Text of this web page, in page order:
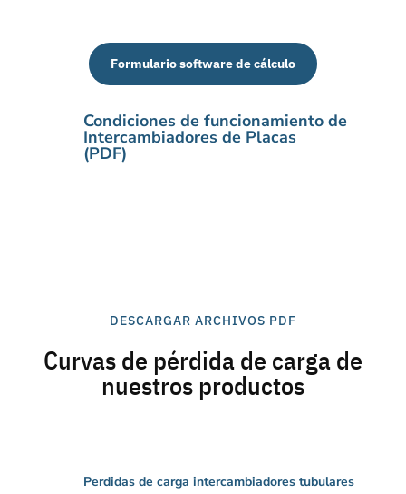
Formulario software de cálculo
Condiciones de funcionamiento de
Intercambiadores de Placas
(PDF)
DESCARGAR ARCHIVOS PDF
Curvas de pérdida de carga de
nuestros productos
Perdidas de carga intercambiadores tubulares